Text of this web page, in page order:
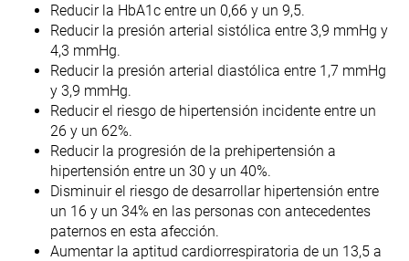
Reducir la HbA1c entre un 0,66 y un 9,5.
Reducir la presión arterial sistólica entre 3,9 mmHg y
4,3 mmHg.
Reducir la presión arterial diastólica entre 1,7 mmHg
y 3,9 mmHg.
Reducir el riesgo de hipertensión incidente entre un
26 y un 62%.
Reducir la progresión de la prehipertensión a
hipertensión entre un 30 y un 40%.
Disminuir el riesgo de desarrollar hipertensión entre
un 16 y un 34% en las personas con antecedentes
paternos en esta afección.
Aumentar la aptitud cardiorrespiratoria de un 13,5 a